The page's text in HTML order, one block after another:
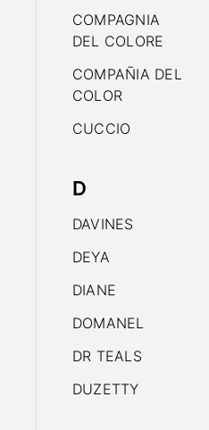
COMPAGNIA
DEL COLORE
COMPAÑIA DEL
COLOR
CUCCIO
D
DAVINES
DEYA
DIANE
DOMANEL
DR TEALS
DUZETTY